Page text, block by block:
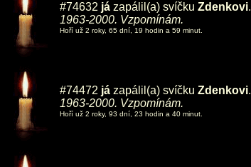
#74632 já zapálil(a) svíčku Zdenkovi.
1963-2000. Vzpomínám.
Hoří už 2 roky, 65 dní, 19 hodin a 59 minut.
#74472 já zapálil(a) svíčku Zdenkovi.
1963-2000. Vzpomínám.
Hoří už 2 roky, 93 dní, 23 hodin a 40 minut.